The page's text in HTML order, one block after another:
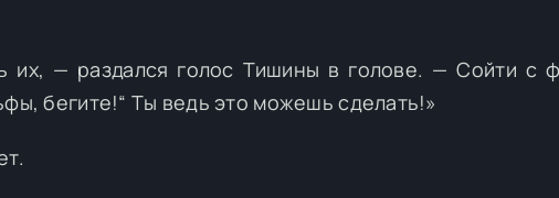
их, — раздался голос Тишины в голове. — Сойти с
бегите!“ Ты ведь это можешь сделать!»